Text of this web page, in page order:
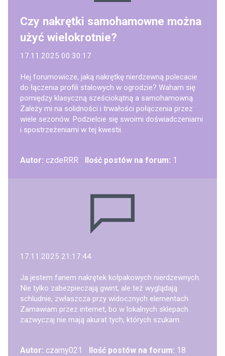
Czy nakrętki samohamowne można
użyć wielokrotnie?
17.11.2025 00:30:17
Hej forumowicze, jaką nakrętkę nierdzewną polecacie
do łączenia profili stalowych w ogrodzie? Waham się
pomiędzy klasyczną sześciokątną a samohamowną.
Zależy mi na solidności i trwałości połączenia przez
wiele sezonów. Podzielcie się swoimi doświadczeniami
i spostrzeżeniami w tej kwestii.
Autor: czdeRRR Ilość postów na forum: 1
17.11.2025 21:17:44
Ja jestem fanem nakrętek kołpakowych nierdzewnych.
Nie tylko zabezpieczają gwint, ale też wyglądają
schludnie, zwłaszcza przy widocznych elementach.
Zamawiam przez internet, bo w lokalnych sklepach
zazwyczaj nie mają akurat tych, których szukam.
Autor: czarny021 Ilość postów na forum: 18